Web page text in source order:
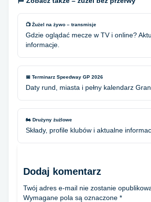
📺 Żużel na żywo – transmisje
Gdzie oglądać mecze w TV i online?
informacje.
📅 Terminarz Speedway GP 2026
Daty rund, miasta i pełny kalendarz
🏍️ Drużyny żużlowe
Składy, profile klubów i aktualne
Dodaj komentarz
Twój adres e-mail nie zostanie
Wymagane pola są oznaczone *